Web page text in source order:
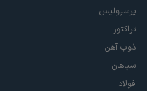
پرسپولیس
تراکتور
ذوب آهن
سپاهان
فولاد